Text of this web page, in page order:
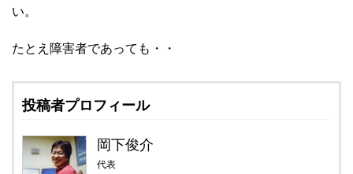
い。
たとえ障害者であっても・・
投稿者プロフィール
岡下俊介
代表